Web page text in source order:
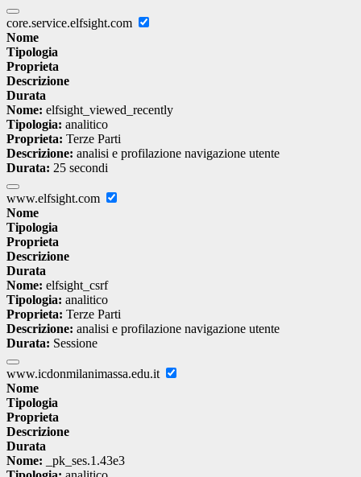
core.service.elfsight.com
Nome
Tipologia
Proprieta
Descrizione
Durata
Nome: elfsight_viewed_recently
Tipologia: analitico
Proprieta: Terze Parti
Descrizione: analisi e profilazione navigazione utente
Durata: 25 secondi
www.elfsight.com
Nome
Tipologia
Proprieta
Descrizione
Durata
Nome: elfsight_csrf
Tipologia: analitico
Proprieta: Terze Parti
Descrizione: analisi e profilazione navigazione utente
Durata: Sessione
www.icdonmilanimassa.edu.it
Nome
Tipologia
Proprieta
Descrizione
Durata
Nome: _pk_ses.1.43e3